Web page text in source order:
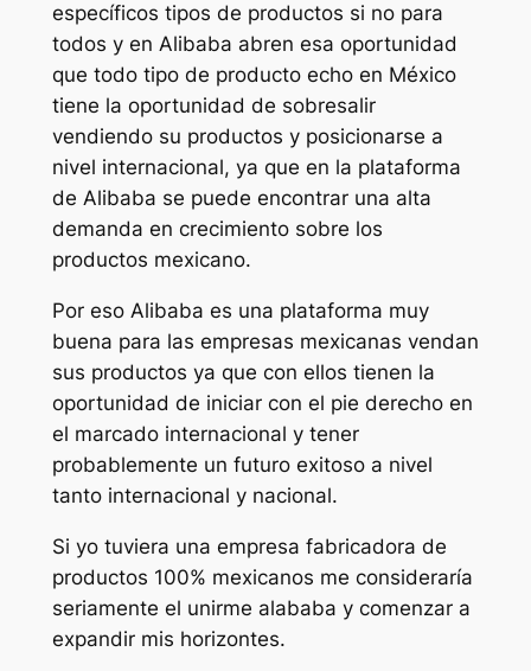
específicos tipos de productos si no para
todos y en Alibaba abren esa oportunidad
que todo tipo de producto echo en México
tiene la oportunidad de sobresalir
vendiendo su productos y posicionarse a
nivel internacional, ya que en la plataforma
de Alibaba se puede encontrar una alta
demanda en crecimiento sobre los
productos mexicano.
Por eso Alibaba es una plataforma muy
buena para las empresas mexicanas vendan
sus productos ya que con ellos tienen la
oportunidad de iniciar con el pie derecho en
el marcado internacional y tener
probablemente un futuro exitoso a nivel
tanto internacional y nacional.
Si yo tuviera una empresa fabricadora de
productos 100% mexicanos me consideraría
seriamente el unirme alababa y comenzar a
expandir mis horizontes.